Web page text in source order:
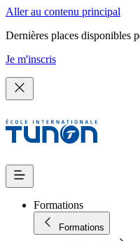
Aller au contenu principal
Dernières places disponibles
Je m'inscris
Formations
Formations